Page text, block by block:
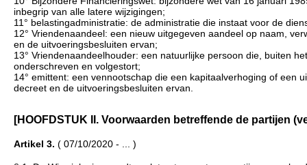
inbegrip van alle latere wijzigingen;
11° belastingadministratie: de administratie die instaat voor de
12° Vriendenaandeel: een nieuw uitgegeven aandeel op naam,
en de uitvoeringsbesluiten ervan;
13° Vriendenaandeelhouder: een natuurlijke persoon die, buiten
onderschreven en volgestort;
14° emittent: een vennootschap die een kapitaalverhoging of een
decreet en de uitvoeringsbesluiten ervan.
[HOOFDSTUK II. Voorwaarden betreffende de partijen
Artikel 3. ( 07/10/2020 - ... )